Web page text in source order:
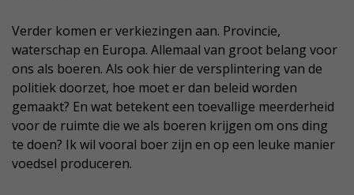
Verder komen er verkiezingen aan. Provincie,
waterschap en Europa. Allemaal van groot belang voor
ons als boeren. Als ook hier de versplintering van de
politiek doorzet, hoe moet er dan beleid worden
gemaakt? En wat betekent een toevallige meerderheid
voor de ruimte die we als boeren krijgen om ons ding
te doen? Ik wil vooral boer zijn en op een leuke manier
voedsel produceren.